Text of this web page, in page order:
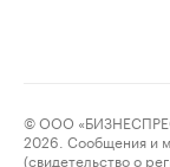
© ООО
2026. Сообщения и
(свидетельство о